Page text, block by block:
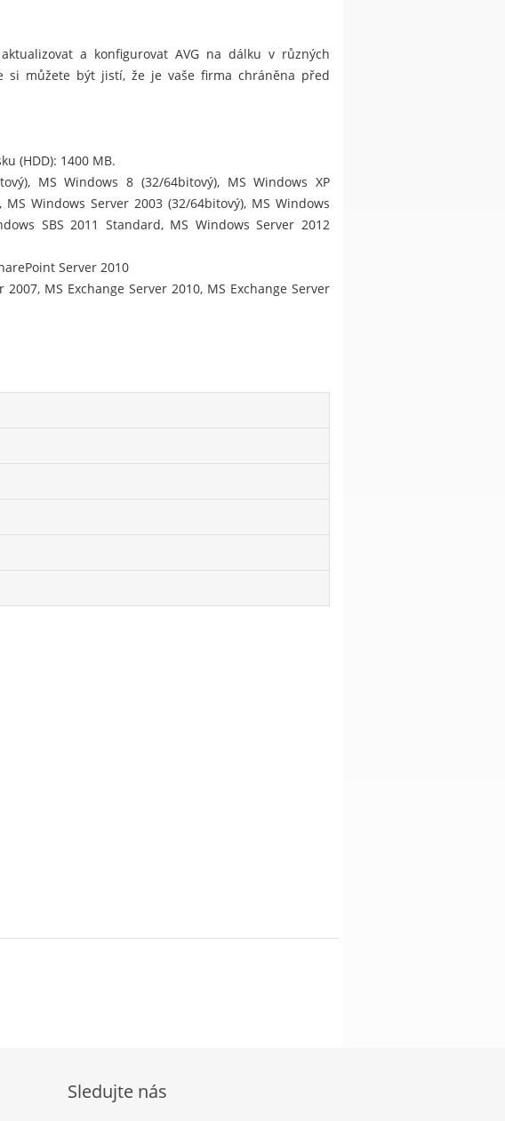
a konfigurovat AVG na dálku v různých
si můžete být jistí, že je vaše firma chráněna před
(HDD): 1400 MB.
MS Windows 8 (32/64bitový), MS Windows XP
Windows Server 2003 (32/64bitový), MS Windows
SBS 2011 Standard, MS Windows Server 2012
Server 2010
MS Exchange Server 2010, MS Exchange Server
Sledujte nás